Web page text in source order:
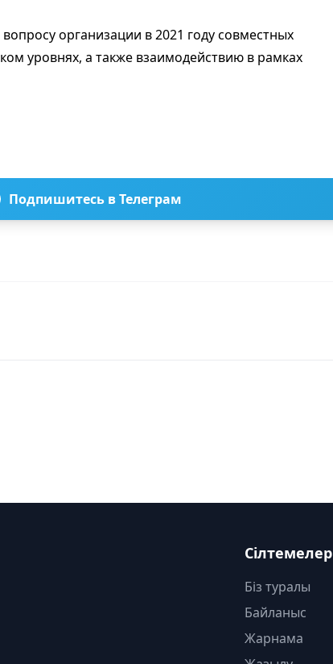
организации в 2021 году совместных
уровнях, а также взаимодействию в рамках
Подпишитесь в Телеграм
Сілтемелер
Біз туралы
Байланыс
Жарнама